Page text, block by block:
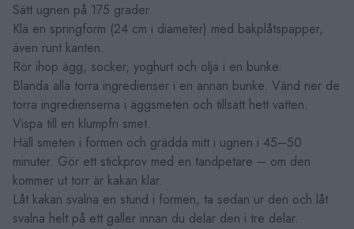
Sätt ugnen på 175 grader.
Klä en springform (24 cm i diameter) med bakplåtspapper,
även runt kanten.
Rör ihop ägg, socker, yoghurt och olja i en bunke.
Blanda alla torra ingredienser i en annan bunke. Vänd ner de
torra ingredienserna i äggsmeten och tillsätt hett vatten.
Vispa till en klumpfri smet.
Häll smeten i formen och grädda mitt i ugnen i 45–50
minuter. Gör ett stickprov med en tandpetare – om den
kommer ut torr är kakan klar.
Låt kakan svalna en stund i formen, ta sedan ur den och låt
svalna helt på ett galler innan du delar den i tre delar.